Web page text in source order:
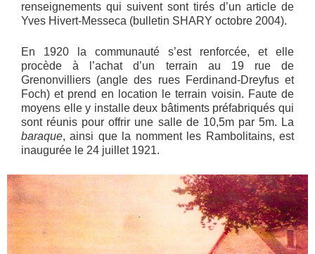
renseignements qui suivent sont tirés d’un article de
Yves Hivert-Messeca (bulletin SHARY octobre 2004).
En 1920 la communauté s’est renforcée, et elle
procède à l’achat d’un terrain au 19 rue de
Grenonvilliers (angle des rues Ferdinand-Dreyfus et
Foch) et prend en location le terrain voisin. Faute de
moyens elle y installe deux bâtiments préfabriqués qui
sont réunis pour offrir une salle de 10,5m par 5m. La
baraque, ainsi que la nomment les Rambolitains, est
inaugurée le 24 juillet 1921.